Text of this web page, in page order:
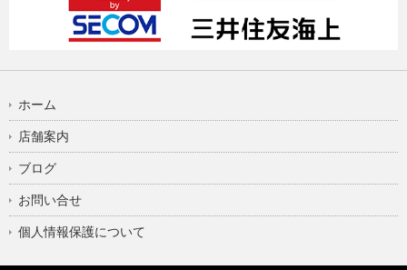
ホーム
店舗案内
ブログ
お問い合せ
個人情報保護について